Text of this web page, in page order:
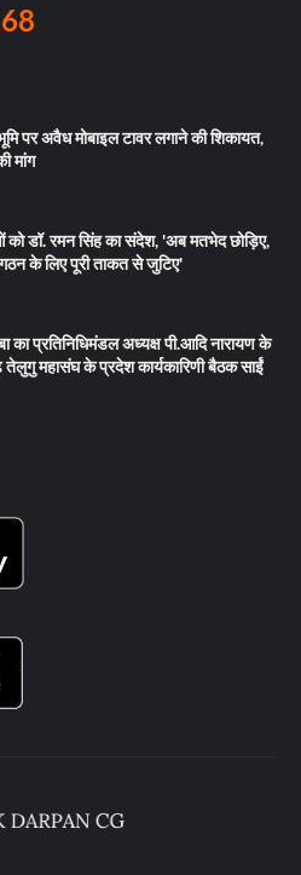
पर अवैध मोबाइल टावर लगाने की शिकायत,
मांग
को डॉ. रमन सिंह का संदेश, 'अब मतभेद छोड़िए,
के लिए पूरी ताकत से जुटिए'
का प्रतिनिधिमंडल अध्यक्ष पी.आदि नारायण के
तेलुगु महासंघ के प्रदेश कार्यकारिणी बैठक साईं